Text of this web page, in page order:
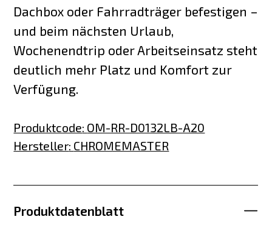
Dachbox oder Fahrradträger befestigen –
und beim nächsten Urlaub,
Wochenendtrip oder Arbeitseinsatz steht
deutlich mehr Platz und Komfort zur
Verfügung.
Produktcode: OM-RR-D0132LB-A20
Hersteller: CHROMEMASTER
Produktdatenblatt